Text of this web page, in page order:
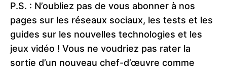
P.S. : N’oubliez pas de vous abonner à nos
pages sur les réseaux sociaux, les tests et les
guides sur les nouvelles technologies et les
jeux vidéo ! Vous ne voudriez pas rater la
sortie d’un nouveau chef-d’œuvre comme